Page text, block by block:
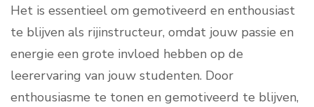
Het is essentieel om gemotiveerd en enthousiast
te blijven als rijinstructeur, omdat jouw passie en
energie een grote invloed hebben op de
leerervaring van jouw studenten. Door
enthousiasme te tonen en gemotiveerd te blijven,